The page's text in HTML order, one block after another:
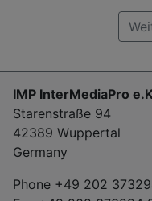
IMP InterMediaPro
Starenstraße 94
42389 Wuppertal
Germany
Phone +49 202